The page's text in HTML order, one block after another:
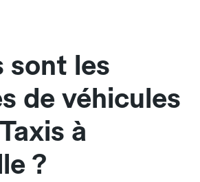
sont les
de véhicules
à
?